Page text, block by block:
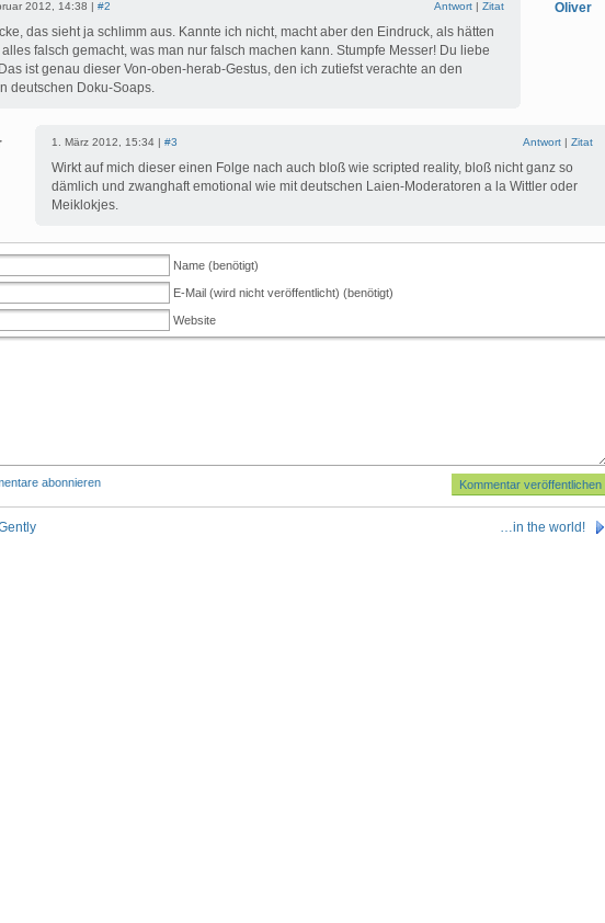
Oliver
2012, 14:38 | #2 Antwort | Zitat
das sieht ja schlimm aus. Kannte ich nicht, macht aber den Eindruck, als hätten
falsch gemacht, was man nur falsch machen kann. Stumpfe Messer! Du liebe
ist genau dieser Von-oben-herab-Gestus, den ich zutiefst verachte an den
deutschen Doku-Soaps.
1. März 2012, 15:34 | #3 Antwort | Zitat
Wirkt auf mich dieser einen Folge nach auch bloß wie scripted reality, bloß nicht ganz so
dämlich und zwanghaft emotional wie mit deutschen Laien-Moderatoren a la Wittler oder
Meiklokjes.
Name (benötigt)
E-Mail (wird nicht veröffentlicht) (benötigt)
Website
abonnieren
…in the world!